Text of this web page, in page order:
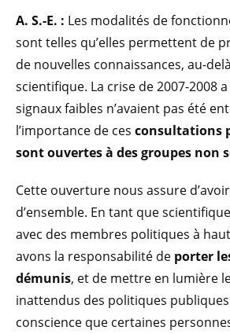
A. S.-E. : Les modalités de
sont telles qu’elles permettent de
de nouvelles connaissances, au-
scientifique. La crise de 2007-2008
signaux faibles n’avaient pas été
l’importance de ces consultations
sont ouvertes à des groupes non
Cette ouverture nous assure
d’ensemble. En tant que
avec des membres politiques à
avons la responsabilité de porter
démunis, et de mettre en lumière
inattendus des politiques
conscience que certaines